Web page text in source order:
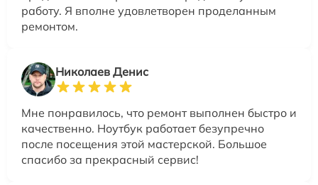
работу. Я вполне удовлетворен проделанным
ремонтом.
Николаев Денис
Мне понравилось, что ремонт выполнен быстро и
качественно. Ноутбук работает безупречно
после посещения этой мастерской. Большое
спасибо за прекрасный сервис!